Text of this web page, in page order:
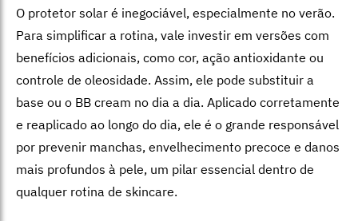
O protetor solar é inegociável, especialmente no verão.
Para simplificar a rotina, vale investir em versões com
benefícios adicionais, como cor, ação antioxidante ou
controle de oleosidade. Assim, ele pode substituir a
base ou o BB cream no dia a dia. Aplicado corretamente
e reaplicado ao longo do dia, ele é o grande responsável
por prevenir manchas, envelhecimento precoce e danos
mais profundos à pele, um pilar essencial dentro de
qualquer rotina de skincare.